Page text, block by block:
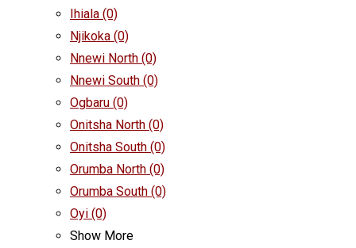
Ihiala (0)
Njikoka (0)
Nnewi North (0)
Nnewi South (0)
Ogbaru (0)
Onitsha North (0)
Onitsha South (0)
Orumba North (0)
Orumba South (0)
Oyi (0)
Show More